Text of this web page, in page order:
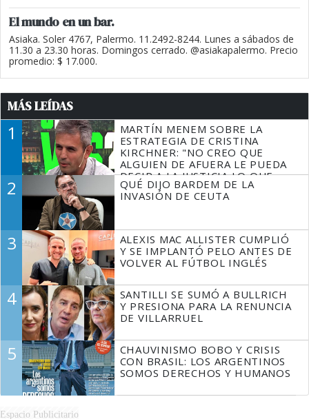
El mundo en un bar.
Asiaka. Soler 4767, Palermo. 11.2492-8244. Lunes a sábados de
11.30 a 23.30 horas. Domingos cerrado. @asiakapalermo. Precio
promedio: $ 17.000.
MÁS LEÍDAS
1
MARTÍN MENEM SOBRE LA
ESTRATEGIA DE CRISTINA
KIRCHNER: "NO CREO QUE
ALGUIEN DE AFUERA LE PUEDA
DECIR A LA JUSTICIA LO QUE
TIENE QUE HACER"
2
QUÉ DIJO BARDEM DE LA
INVASIÓN DE CEUTA
3
ALEXIS MAC ALLISTER CUMPLIÓ
Y SE IMPLANTÓ PELO ANTES DE
VOLVER AL FÚTBOL INGLÉS
4
SANTILLI SE SUMÓ A BULLRICH
Y PRESIONA PARA LA RENUNCIA
DE VILLARRUEL
5
CHAUVINISMO BOBO Y CRISIS
CON BRASIL: LOS ARGENTINOS
SOMOS DERECHOS Y HUMANOS
Espacio Publicitario